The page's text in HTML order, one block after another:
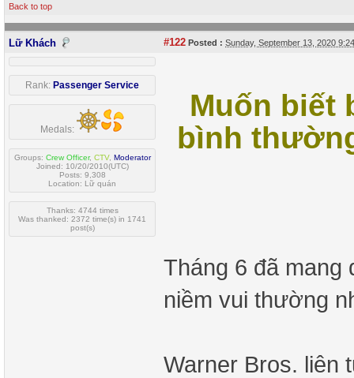
Back to top
Lữ Khách #122 Posted : Sunday, September 13, 2020
Rank: Passenger Service
Medals:
Groups: Crew Officer, CTV, Moderator
Joined: 10/20/2010(UTC)
Posts: 9,308
Location: Lữ quán
Thanks: 4744 times
Was thanked: 2372 time(s) in 1741
post(s)
Muốn biết
bình
Tháng 6 đã mang
niềm vui thường
Warner Bros. liên